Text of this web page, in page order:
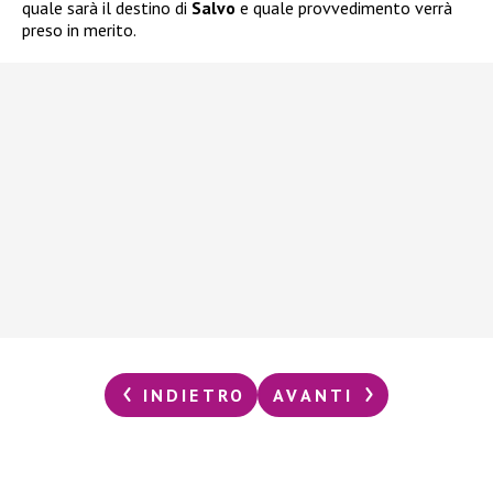
quale sarà il destino di Salvo e quale provvedimento verrà
preso in merito.
INDIETRO AVANTI